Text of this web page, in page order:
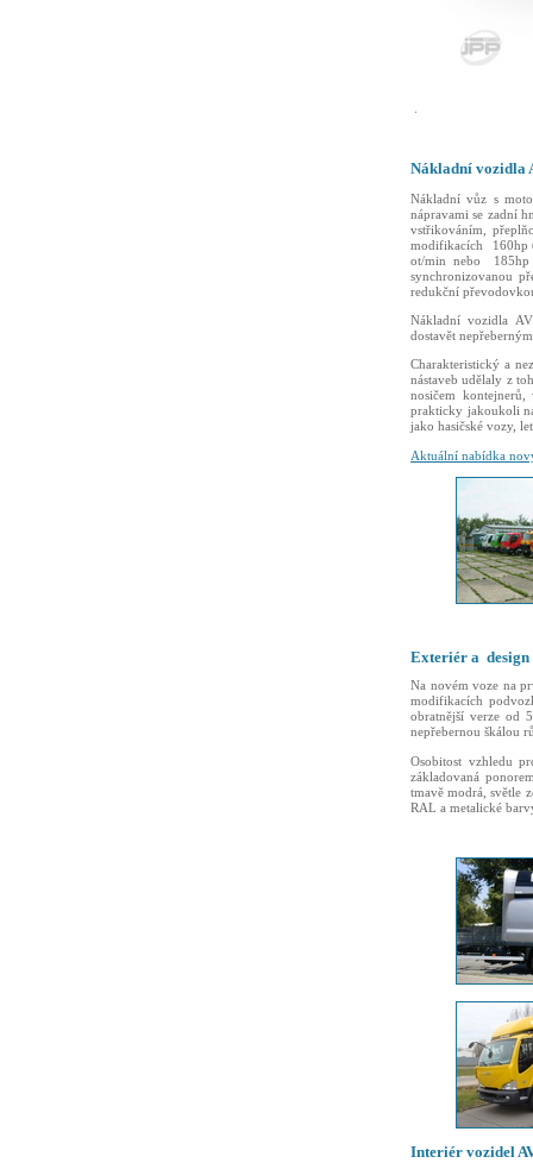
Nákladní vozidla
Nákladní vůz s
nápravami se zadní
vstřikováním,
modifikacích 160hp
ot/min nebo 185hp
synchronizovanou
redukční
Nákladní vozidla
dostavět
Charakteristický a
nástaveb udělaly z
nosičem
prakticky jakoukoli
jako hasičské vozy,
Aktuální nabídka
Exteriér a design
Na novém voze na
modifikacích
obratnější verze od
nepřebernou škálou
Osobitost vzhledu
základovaná
tmavě modrá, světle
RAL a metalické
Interiér vozidel